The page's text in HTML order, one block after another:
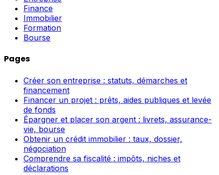
Finance
Immobilier
Formation
Bourse
Pages
Créer son entreprise : statuts, démarches et
financement
Financer un projet : prêts, aides publiques et levée
de fonds
Épargner et placer son argent : livrets, assurance-
vie, bourse
Obtenir un crédit immobilier : taux, dossier,
négociation
Comprendre sa fiscalité : impôts, niches et
déclarations